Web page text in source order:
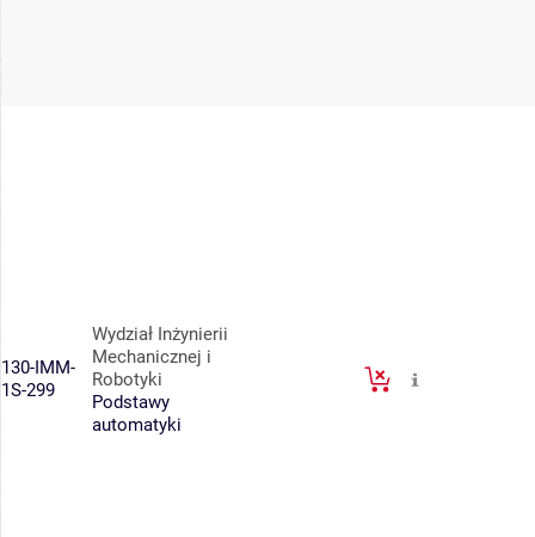
130-IMM-
1S-299
Wydział Inżynierii
Mechanicznej i
Robotyki
Podstawy
automatyki